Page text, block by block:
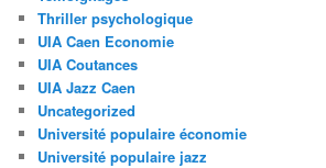
Thriller psychologique
UIA Caen Economie
UIA Coutances
UIA Jazz Caen
Uncategorized
Université populaire économie
Université populaire jazz